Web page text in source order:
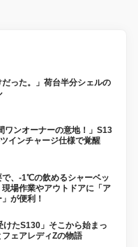
だった。」荷台半分シェルの
ワンオーナーの意地！」S13
インチャージ仕様で覚醒
で、-1℃の飲めるシャーベッ
現場作業やアウトドアに「ア
が便利！
けたS130」そこから始まっ
ェアレディZの物語